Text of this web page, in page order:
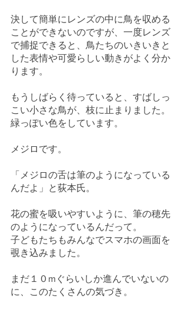
決して簡単にレンズの中に鳥を収める
ことができないのですが、一度レンズ
で捕捉できると、鳥たちのいきいきと
した表情や可愛らしい動きがよく分か
ります。
もうしばらく待っていると、すばしっ
こい小さな鳥が、枝に止まりました。
緑っぽい色をしています。
メジロです。
「メジロの舌は筆のようになっている
んだよ」と荻本氏。
花の蜜を吸いやすいように、筆の穂先
のようになっているんだって。
子どもたちもみんなでスマホの画面を
覗き込みました。
まだ１０mぐらいしか進んでいないの
に、このたくさんの気づき。